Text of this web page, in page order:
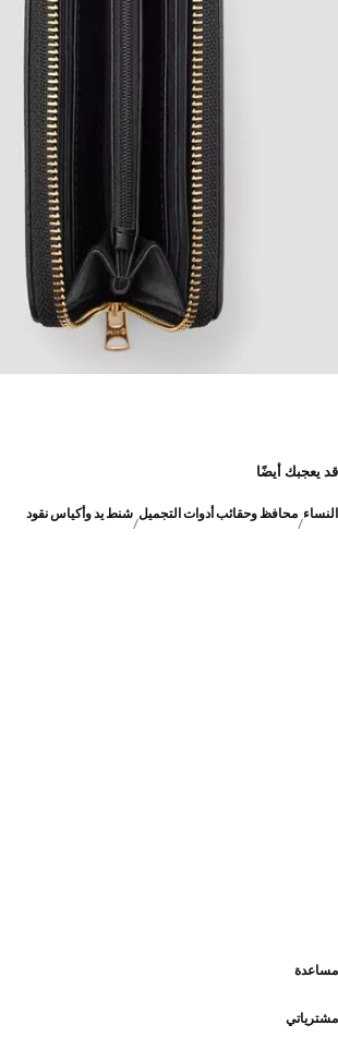
قد يعجبك أيضًا
النساء محافظ وحقائب أدوات التجميل شنط يد وأكياس نقود
مساعدة
مشترياتي